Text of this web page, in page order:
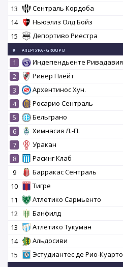
13
Сентраль Кордоба
14
Ньюэллз Олд Бойз
15
Депортиво Риестра
# АПЕРТУРА - GROUP B
1 Индепендьенте Ривадавия
2
Ривер Плейт
3
Архентинос Хун.
4
Росарио Сентраль
5
Бельграно
6
Химнасия Л.-П.
7
Уракан
8
Расинг Клаб
9
Барракас Сентраль
10
Тигре
11
Атлетико Сармьенто
12
Банфилд
13
Атлетико Тукуман
14
Альдосиви
15
Эстудиантес де Рио-Куарто